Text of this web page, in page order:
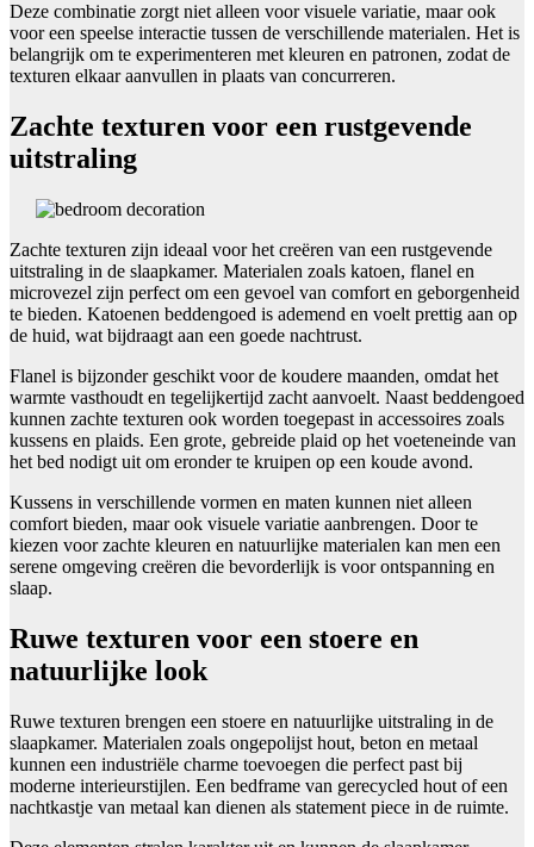
Deze combinatie zorgt niet alleen voor visuele variatie, maar ook
voor een speelse interactie tussen de verschillende materialen. Het is
belangrijk om te experimenteren met kleuren en patronen, zodat de
texturen elkaar aanvullen in plaats van concurreren.
Zachte texturen voor een rustgevende
uitstraling
Zachte texturen zijn ideaal voor het creëren van een rustgevende
uitstraling in de slaapkamer. Materialen zoals katoen, flanel en
microvezel zijn perfect om een gevoel van comfort en geborgenheid
te bieden. Katoenen beddengoed is ademend en voelt prettig aan op
de huid, wat bijdraagt aan een goede nachtrust.
Flanel is bijzonder geschikt voor de koudere maanden, omdat het
warmte vasthoudt en tegelijkertijd zacht aanvoelt. Naast beddengoed
kunnen zachte texturen ook worden toegepast in accessoires zoals
kussens en plaids. Een grote, gebreide plaid op het voeteneinde van
het bed nodigt uit om eronder te kruipen op een koude avond.
Kussens in verschillende vormen en maten kunnen niet alleen
comfort bieden, maar ook visuele variatie aanbrengen. Door te
kiezen voor zachte kleuren en natuurlijke materialen kan men een
serene omgeving creëren die bevorderlijk is voor ontspanning en
slaap.
Ruwe texturen voor een stoere en
natuurlijke look
Ruwe texturen brengen een stoere en natuurlijke uitstraling in de
slaapkamer. Materialen zoals ongepolijst hout, beton en metaal
kunnen een industriële charme toevoegen die perfect past bij
moderne interieurstijlen. Een bedframe van gerecycled hout of een
nachtkastje van metaal kan dienen als statement piece in de ruimte.